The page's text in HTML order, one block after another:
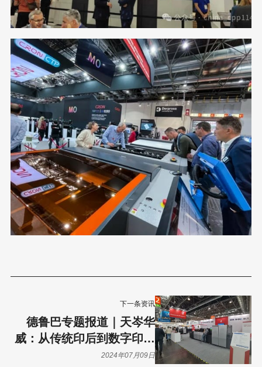
下一条资讯
德鲁巴专题报道｜天岑华
威：从传统印后到数字印后
的传承与创新
2024年07月09日